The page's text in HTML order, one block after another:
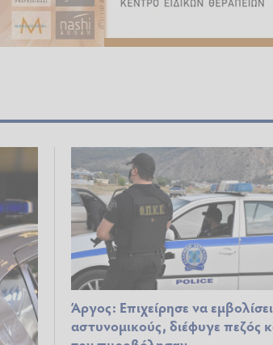
Άργος: Επιχείρησε να εμβολίσει
αστυνομικούς, διέφυγε πεζός